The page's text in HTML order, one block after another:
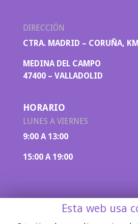
DIRECCIÓN
CTRA. MADRID – CORUÑA,
MEDINA DEL CAMPO
47400 – VALLADOLID
HORARIO
LUNES A VIERNES
9:00 A 13:00
15:00 A 19:00
Esta web usa